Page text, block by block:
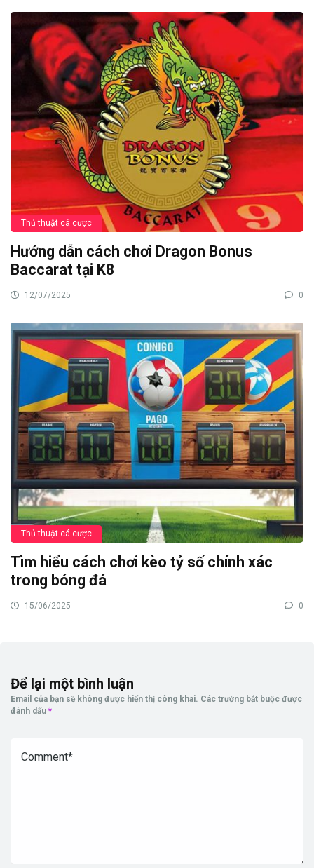
Thủ thuật cá cược
Hướng dẫn cách chơi Dragon Bonus
Baccarat tại K8
12/07/2025 0
Thủ thuật cá cược
Tìm hiểu cách chơi kèo tỷ số chính xác
trong bóng đá
15/06/2025 0
Để lại một bình luận
Email của bạn sẽ không được hiển thị công khai. Các trường bắt buộc được
đánh dấu *